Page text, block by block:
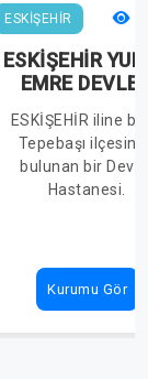
ESKİŞEHİR
ESKİŞEHİR
EMRE
ESKİŞEHİR iline
Tepebaşı
bulunan bir
Hastanesi.
Kurumu Gör